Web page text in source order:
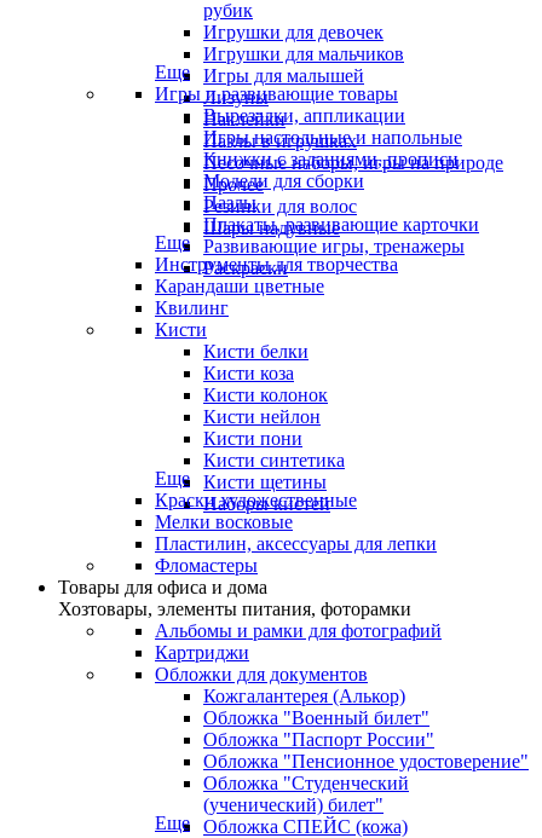
рубик
Игрушки для девочек
Игрушки для мальчиков
Игры для малышей
Лизуны
Наклейки
Пазлы в игрушках
Песочные наборы, игры на природе
Прочее
Резинки для волос
Шары надувные
Еще
Игры и развивающие товары
Вырезалки, аппликации
Игры настольные и напольные
Книжки с заданиями, прописи
Модели для сборки
Пазлы
Плакаты, развивающие карточки
Развивающие игры, тренажеры
Раскраски
Еще
Инструменты для творчества
Карандаши цветные
Квилинг
Кисти
Кисти белки
Кисти коза
Кисти колонок
Кисти нейлон
Кисти пони
Кисти синтетика
Кисти щетины
Наборы кистей
Еще
Краски художественные
Мелки восковые
Пластилин, аксессуары для лепки
Фломастеры
Товары для офиса и дома
Хозтовары, элементы питания, фоторамки
Альбомы и рамки для фотографий
Картриджи
Обложки для документов
Кожгалантерея (Алькор)
Обложка "Военный билет"
Обложка "Паспорт России"
Обложка "Пенсионное удостоверение"
Обложка "Студенческий
(ученический) билет"
Обложка СПЕЙС (кожа)
Еще